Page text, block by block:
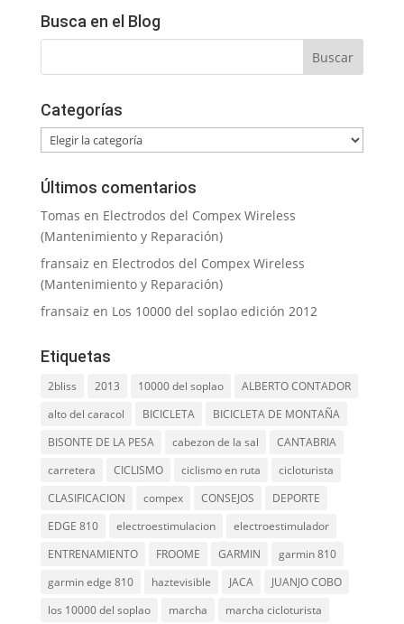
Busca en el Blog
Categorías
Categorías
Últimos comentarios
Tomas en Electrodos del Compex Wireless
(Mantenimiento y Reparación)
fransaiz en Electrodos del Compex Wireless
(Mantenimiento y Reparación)
fransaiz en Los 10000 del soplao edición 2012
Etiquetas
2bliss 2013 10000 del soplao
ALBERTO CONTADOR
alto del caracol
BICICLETA
BICICLETA DE MONTAÑA
BISONTE DE LA PESA
cabezon de la sal
CANTABRIA
carretera
CICLISMO ciclismo en ruta
cicloturista
CLASIFICACION
compex CONSEJOS
DEPORTE
EDGE 810
electroestimulacion
electroestimulador
ENTRENAMIENTO
FROOME GARMIN
garmin 810
garmin edge 810
haztevisible JACA
JUANJO COBO
los 10000 del soplao
marcha marcha cicloturista